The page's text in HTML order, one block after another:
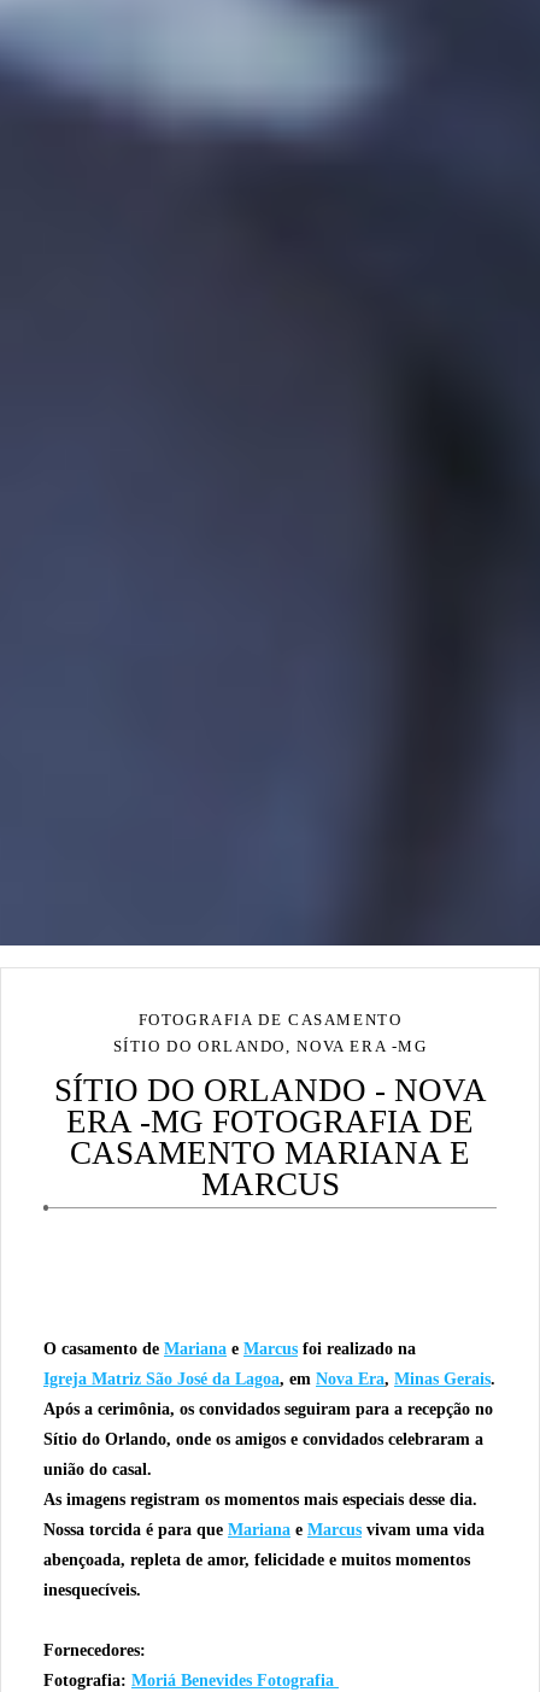
FOTOGRAFIA DE CASAMENTO
SÍTIO DO ORLANDO, NOVA ERA -MG
SÍTIO DO ORLANDO - NOVA
ERA -MG FOTOGRAFIA DE
CASAMENTO MARIANA E
MARCUS
O casamento de Mariana e Marcus foi realizado na
Igreja Matriz São José da Lagoa, em Nova Era, Minas Gerais.
Após a cerimônia, os convidados seguiram para a recepção no
Sítio do Orlando, onde os amigos e convidados celebraram a
união do casal.
As imagens registram os momentos mais especiais desse dia.
Nossa torcida é para que Mariana e Marcus vivam uma vida
abençoada, repleta de amor, felicidade e muitos momentos
inesquecíveis.
Fornecedores:
Fotografia: Moriá Benevides Fotografia